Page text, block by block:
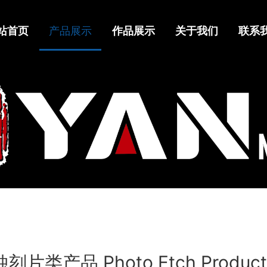
首页 产品展示 作品展示 关于我们 联系
刻片类产品 Photo Etch